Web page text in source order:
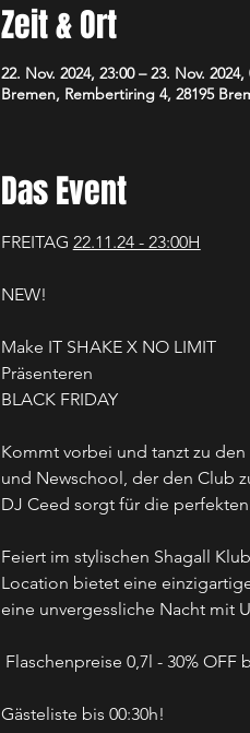
Zeit & Ort
22. Nov. 2024, 23:00 – 23. Nov. 2024,
Bremen, Rembertiring 4, 28195
Das Event
FREITAG 22.11.24 - 23:00H
NEW!
Make IT SHAKE X NO LIMIT
Präsenteren
BLACK FRIDAY
Kommt vorbei und tanzt zu
und Newschool, der den Club
DJ Ceed sorgt für die
Feiert im stylischen Shagall
Location bietet eine
eine unvergessliche Nacht mit
Flaschenpreise 0,7l - 30% OFF
Gästeliste bis 00:30h!